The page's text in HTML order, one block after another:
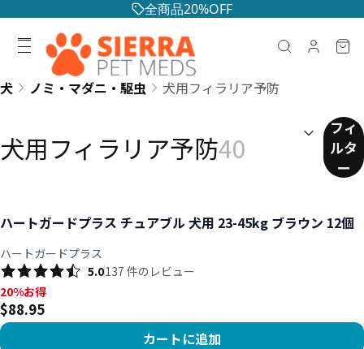
全商品20%OFF
犬 ノミ・マダニ・駆虫 犬用フィラリア予防
犬用フィラリア予防40
(任意)
フィ
ルタ
ー
ハートガードプラス チュアブル 犬用 23-45kg ブラウン 12個
ハートガードプラス
5.0137 件のレビュー
20%お得, $88.95
20%お得
$88.95
カートに追加